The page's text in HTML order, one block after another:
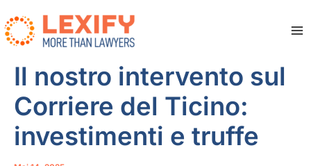
Inhalt
springen
Il nostro intervento sul
Corriere del Ticino:
investimenti e truffe